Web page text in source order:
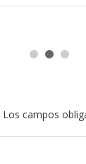
Los campos